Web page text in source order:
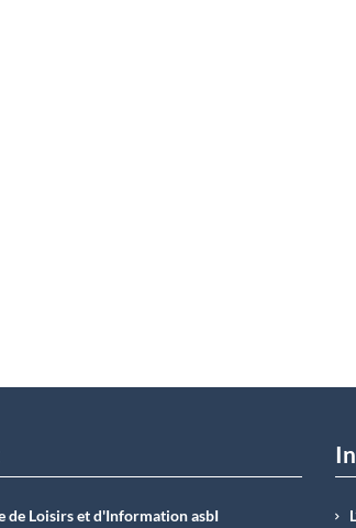
de Loisirs et d'Information asbI